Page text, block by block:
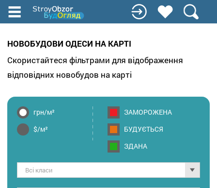
Перейти
до
вмісту
НОВОБУДОВИ ОДЕСИ НА КАРТІ
Скористайтеся фільтрами для відображення
відповідних новобудов на карті
Всі класи
грн/м²
$/м²
ЗАМОРОЖЕНА
БУДУЄТЬСЯ
ЗДАНА